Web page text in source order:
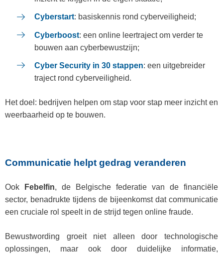
Cyberstart: basiskennis rond cyberveiligheid;
Cyberboost: een online leertraject om verder te
bouwen aan cyberbewustzijn;
Cyber Security in 30 stappen: een uitgebreider
traject rond cyberveiligheid.
Het doel: bedrijven helpen om stap voor stap meer inzicht en
weerbaarheid op te bouwen.
Communicatie helpt gedrag veranderen
Ook Febelfin, de Belgische federatie van de financiële
sector, benadrukte tijdens de bijeenkomst dat communicatie
een cruciale rol speelt in de strijd tegen online fraude.
Bewustwording groeit niet alleen door technologische
oplossingen, maar ook door duidelijke informatie,